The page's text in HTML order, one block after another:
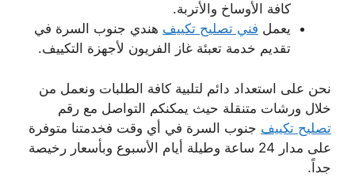
كافة الأوساخ والأتربة.
يعمل فني تصليح تكييف هندي جنوب السرة في
تقديم خدمة تعبئة غاز الفريون لأجهزة التكييف.
نحن على استعداد دائم لتلبية كافة الطلبات ونعمل من
خلال ورشات متنقلة حيث يمكنكم التواصل مع رقم
تصليح تكييف جنوب السرة في أي وقت فخدمتنا متوفرة
على مدار 24 ساعة وطيلة أيام الأسبوع وبأسعار رخيصة
جداً.